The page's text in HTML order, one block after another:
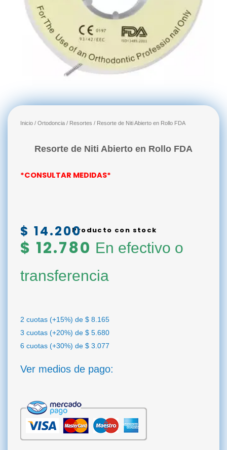
Inicio / Ortodoncia / Resortes / Resorte de Niti Abierto en Rollo FDA
Resorte de Niti Abierto en Rollo FDA
*CONSULTAR MEDIDAS*
Producto con stock
$ 14.200
$ 12.780 En efectivo o
transferencia
2 cuotas (+15%) de $ 8.165
3 cuotas (+20%) de $ 5.680
6 cuotas (+30%) de $ 3.077
Ver medios de pago: